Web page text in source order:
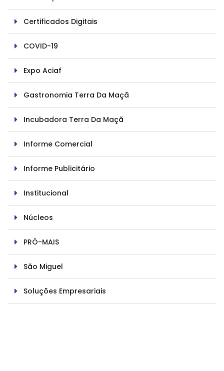
Certificados Digitais
COVID-19
Expo Aciaf
Gastronomia Terra Da Maçã
Incubadora Terra Da Maçã
Informe Comercial
Informe Publicitário
Institucional
Núcleos
PRÓ-MAIS
São Miguel
Soluções Empresariais